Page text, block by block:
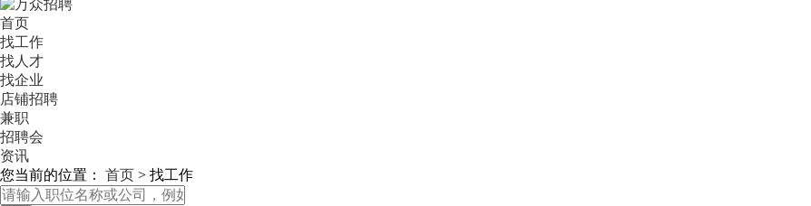
首页
找工作
找人才
找企业
店铺招聘
兼职
招聘会
资讯
您当前的位置： 首页 > 找工作